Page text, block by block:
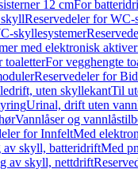
12 cmFor
Reservedeler for
skyllesystemer
med elektronisk
toaletterFor vegghengte
Reservedeler for
uten skyllekantTil
Urinal, drift uten vann
Vannlåser og
for InnfeltMed
av skyll, batteridriftMed
av skyll, nettdrift